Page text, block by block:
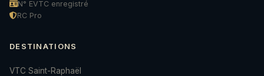
N° EVTC enregistré
RC Pro
DESTINATIONS
VTC Saint-Raphaël